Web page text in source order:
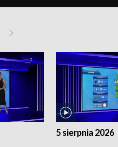
5 sierpnia 2026